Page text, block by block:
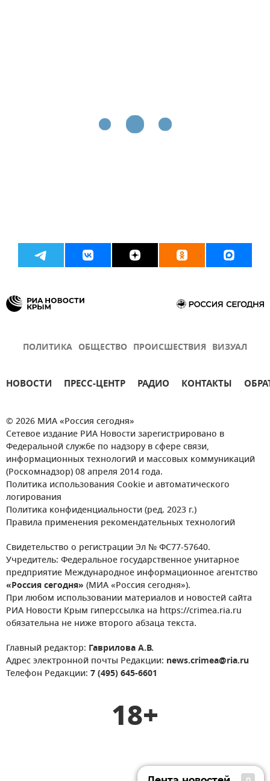
ПОЛИТИКА ОБЩЕСТВО ПРОИСШЕСТВИЯ ВИЗУАЛ
НОВОСТИ ПРЕСС-ЦЕНТР РАДИО КОНТАКТЫ
© 2026 МИА «Россия сегодня»
Сетевое издание РИА Новости зарегистрировано в
Федеральной службе по надзору в сфере связи,
информационных технологий и массовых коммуникаций
(Роскомнадзор) 08 апреля 2014 года.
Политика использования Cookie и автоматического
логирования
Политика конфиденциальности (ред. 2023 г.)
Правила применения рекомендательных технологий
Свидетельство о регистрации Эл № ФС77-57640.
Учредитель: Федеральное государственное унитарное
предприятие Международное информационное агентство
«Россия сегодня» (МИА «Россия сегодня»).
При любом использовании материалов и новостей сайта
РИА Новости Крым гиперссылка на https://crimea.ria.ru
обязательна не ниже второго абзаца текста.
Главный редактор: Гаврилова А.В.
Адрес электронной почты Редакции: news.crimea@ria.ru
Телефон Редакции: 7 (495) 645-6601
18+